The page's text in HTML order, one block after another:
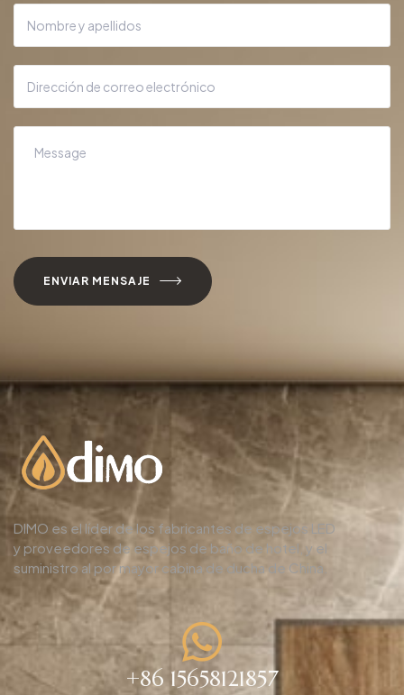
ENVIAR MENSAJE
DIMO es el líder de los fabricantes de espejos LED
y proveedores de espejos de baño de hotel, y el
suministro al por mayor cabina de ducha de China.
+86 15658121857